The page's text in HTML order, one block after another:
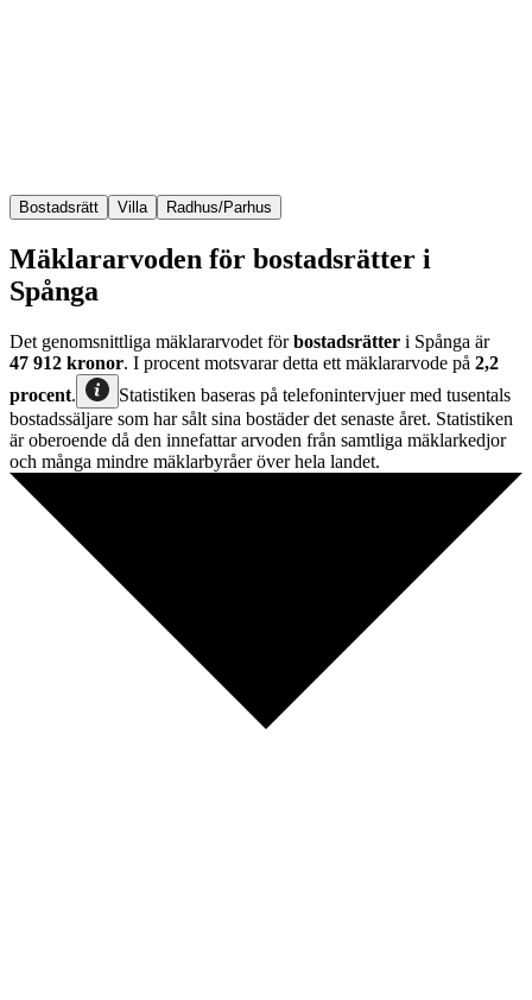
Bostadsrätt Villa Radhus/Parhus
Mäklararvoden för bostadsrätter i
Spånga
Det genomsnittliga mäklararvodet förbostadsrätter i Spånga är
47 912 kronor. I procent motsvarar detta ett mäklararvode på 2,2
procent.
Statistiken baseras på telefonintervjuer med tusentals
bostadssäljare som har sålt sina bostäder det senaste året. Statistiken
är oberoende då den innefattar arvoden från samtliga mäklarkedjor
och många mindre mäklarbyråer över hela landet.